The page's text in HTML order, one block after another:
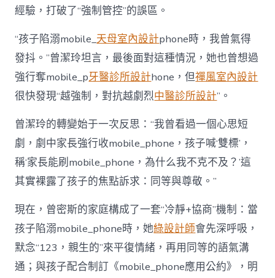
經驗，打破了“強制管控”的誤區。
“孩子陷溺mobile_天母室內設計phone時，我曾氣得
發抖。”曾潔玲坦言，最後面對這種情況，她也曾想過
強行奪mobile_p牙醫診所設計hone，但禪風室內設計
很快發現“越強制，對抗越劇烈中醫診所設計”。
曾潔玲的轉變始于一次反思：“我曾看過一個心思短
劇，劇中家長強行收mobile_phone，孩子喊‘雙標’，
稱‘家長能刷mobile_phone，為什么我不克不及？’這
其實裸露了孩子的焦點訴求：同等與尊敬。”
現在，曾密斯的家庭構成了一套“冷靜+協商”機制：當
孩子陷溺mobile_phone時，她綠設計師會先深呼吸，
默念“123，親生的”來平復情緒，再用同等的語氣溝
通；與孩子配合制訂《mobile_phone應用公約》，明